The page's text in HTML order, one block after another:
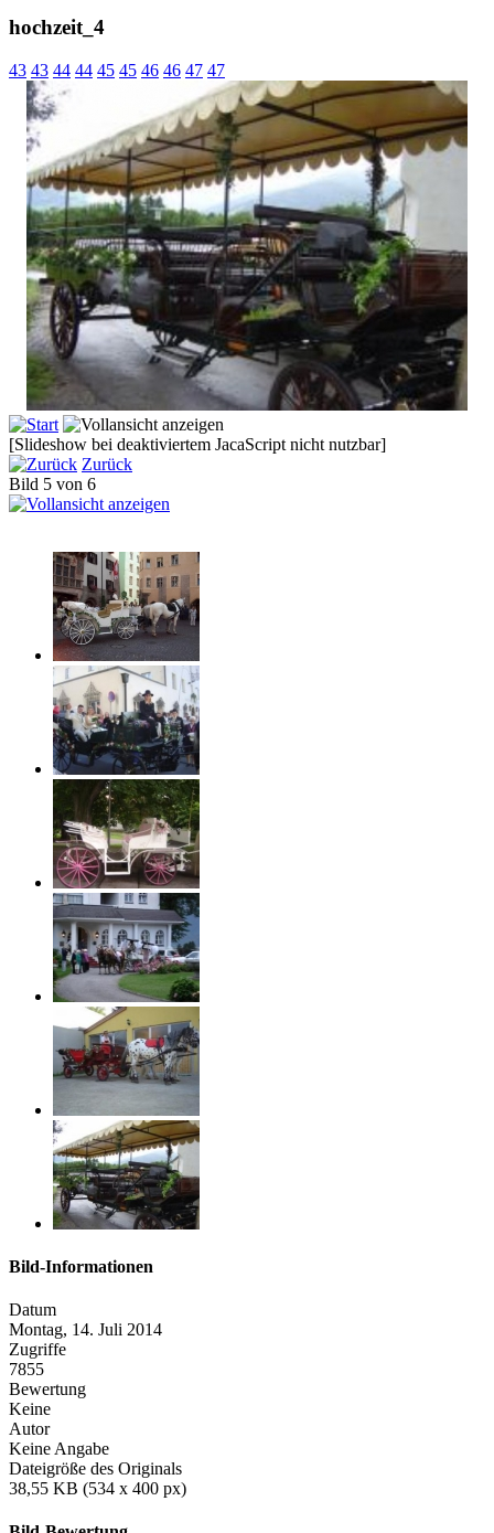
hochzeit_4
43 43 44 44 45 45 46 46 47 47
[Slideshow bei deaktiviertem JacaScript nicht nutzbar]
Zurück
Bild 5 von 6
Bild-Informationen
Datum
Montag, 14. Juli 2014
Zugriffe
7855
Bewertung
Keine
Autor
Keine Angabe
Dateigröße des Originals
38,55 KB (534 x 400 px)